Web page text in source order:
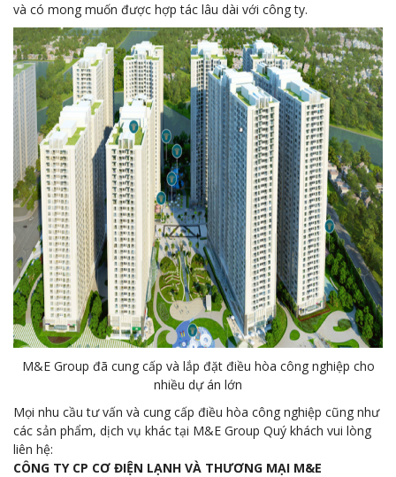
và có mong muốn được hợp tác lâu dài với công ty.
M&E Group đã cung cấp và lắp đặt điều hòa công nghiệp cho
nhiều dự án lớn
Mọi nhu cầu tư vấn và cung cấp điều hòa công nghiệp cũng như
các sản phẩm, dịch vụ khác tại M&E Group Quý khách vui lòng
liên hệ:
CÔNG TY CP CƠ ĐIỆN LẠNH VÀ THƯƠNG MẠI M&E